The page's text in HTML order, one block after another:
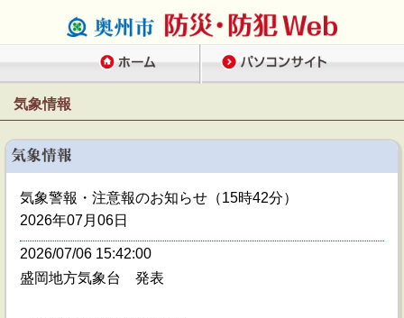
気象情報
気象警報・注意報のお知らせ（15時42分）
2026年07月06日
2026/07/06 15:42:00
盛岡地方気象台 発表